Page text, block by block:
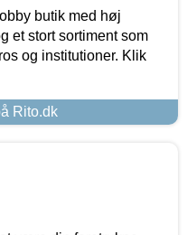
butik med høj
et stort sortiment som
og institutioner. Klik
Rito.dk